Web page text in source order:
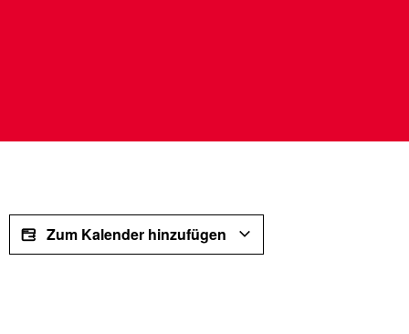
Zum Kalender hinzufügen